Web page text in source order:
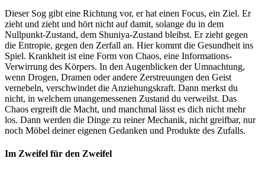
Dieser Sog gibt eine Richtung vor, er hat einen Focus, ein Ziel. Er
zieht und zieht und hört nicht auf damit, solange du in dem
Nullpunkt-Zustand, dem Shuniya-Zustand bleibst. Er zieht gegen
die Entropie, gegen den Zerfall an. Hier kommt die Gesundheit ins
Spiel. Krankheit ist eine Form von Chaos, eine Informations-
Verwirrung des Körpers. In den Augenblicken der Umnachtung,
wenn Drogen, Dramen oder andere Zerstreuungen den Geist
vernebeln, verschwindet die Anziehungskraft. Dann merkst du
nicht, in welchem unangemessenen Zustand du verweilst. Das
Chaos ergreift die Macht, und manchmal lässt es dich nicht mehr
los. Dann werden die Dinge zu reiner Mechanik, nicht greifbar, nur
noch Möbel deiner eigenen Gedanken und Produkte des Zufalls.
Im Zweifel für den Zweifel